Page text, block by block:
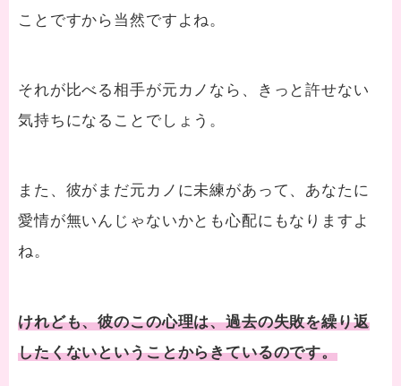
ことですから当然ですよね。
それが比べる相手が元カノなら、きっと許せない
気持ちになることでしょう。
また、彼がまだ元カノに未練があって、あなたに
愛情が無いんじゃないかとも心配にもなりますよ
ね。
けれども、彼のこの心理は、過去の失敗を繰り返
したくないということからきているのです。